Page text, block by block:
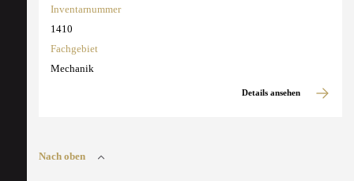
Inventarnummer
1410
Fachgebiet
Mechanik
Details ansehen
Nach oben